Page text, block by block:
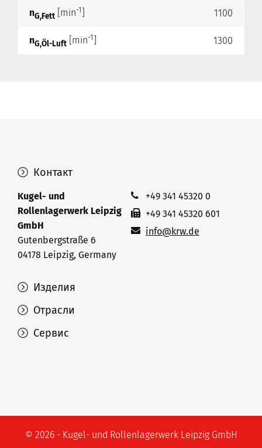
nG,Fett [min-1 1100
nG,Öl-Luft [min-1 1300
Изделия
Отрасли
Сервис
Контакт
Kugel- und
Rollenlagerwerk Leipzig
GmbH
Gutenbergstraße 6
04178 Leipzig, Germany
+49 341 45320 0
+49 341 45320 601
info@krw.de
© 2026 - Kugel- und Rollenlagerwerk Leipzig GmbH